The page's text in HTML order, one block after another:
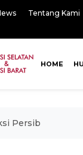
Tentang Kami
HOME
Persib